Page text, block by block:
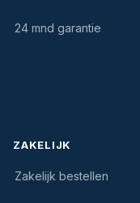
24 mnd garantie
ZAKELIJK
Zakelijk bestellen